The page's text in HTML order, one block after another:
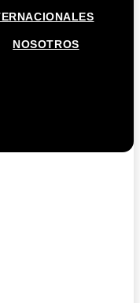
NOSOTROS